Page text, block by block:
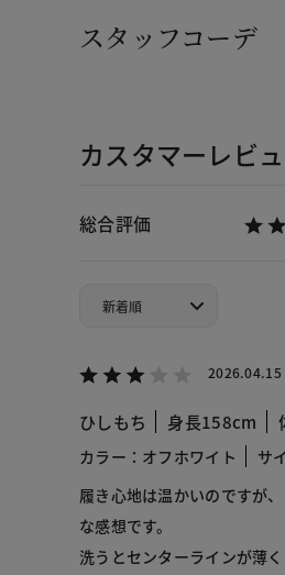
スタッフコーデ
カスタマーレビ
総合評価
2026.04.15
ひしもち 身長158cm
カラー：オフホワイト
サ
履き心地は温かいのですが
な感想です。
洗うとセンターラインが薄